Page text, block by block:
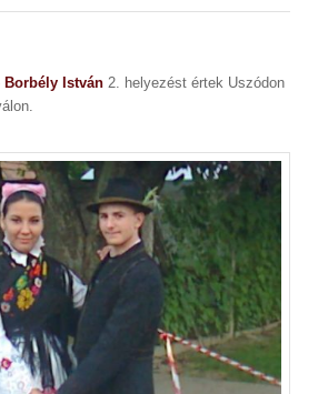
Borbély István2. helyezést értek Uszódon